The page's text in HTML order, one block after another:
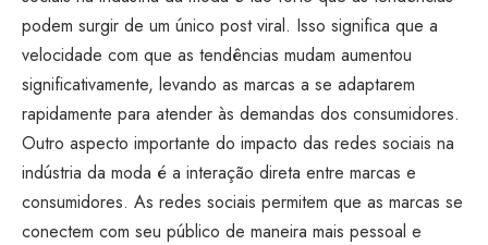
podem surgir de um único post viral. Isso significa que a
velocidade com que as tendências mudam aumentou
significativamente, levando as marcas a se adaptarem
rapidamente para atender às demandas dos consumidores.
Outro aspecto importante do impacto das redes sociais na
indústria da moda é a interação direta entre marcas e
consumidores. As redes sociais permitem que as marcas se
conectem com seu público de maneira mais pessoal e